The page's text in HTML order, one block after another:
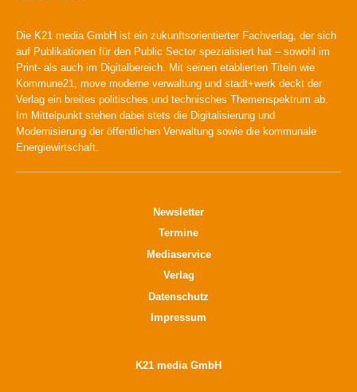
Die K21 media GmbH ist ein zukunftsorientierter Fachverlag, der sich
auf Publikationen für den Public Sector spezialisiert hat – sowohl im
Print- als auch im Digitalbereich. Mit seinen etablierten Titeln wie
Kommune21, move moderne verwaltung und stadt+werk deckt der
Verlag ein breites politisches und technisches Themenspektrum ab.
Im Mittelpunkt stehen dabei stets die Digitalisierung und
Modernisierung der öffentlichen Verwaltung sowie die kommunale
Energiewirtschaft.
Newsletter
Termine
Mediaservice
Verlag
Datenschutz
Impressum
K21 media GmbH